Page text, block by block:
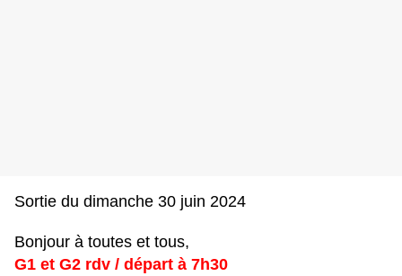
Sortie du dimanche 30 juin 2024
Bonjour à toutes et tous,
G1 et G2 rdv / départ à 7h30